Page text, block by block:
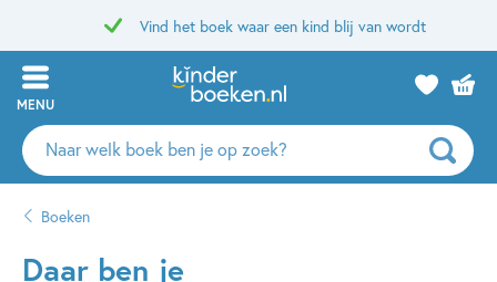
Vind het boek waar een kind blij van wordt
MENU
Zoeken
naar
auteurs
uitgevers
Boeken
Daar ben je